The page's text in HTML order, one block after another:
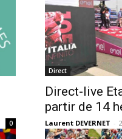
0
Direct
Direct-live
partir de 14
Laurent DEVERNET -